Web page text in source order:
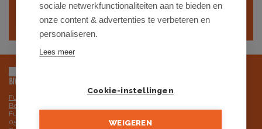
SCHRIJF JE IN
Futurimmo BV is onderworpen aan de deontologische code van het BIV,
Beroepsinstituut van Vastgoedmakelaars
Futurimmo BV: ondernemingsnummer 0525.725.251 - BTW BE
0525.725.251 RPR Gent, afdeling Brugge
sociale netwerkfunctionaliteiten aan te bieden en
onze content & advertenties te verbeteren en
personaliseren.
Lees meer
Cookie-instellingen
WEIGEREN